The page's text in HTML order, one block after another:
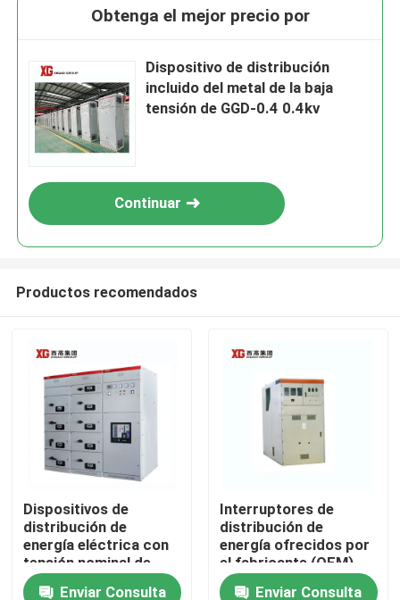
Productos
Sobre nosotros
Obtenga el mejor precio por
Dispositivo de distribución
incluido del metal de la baja
tensión de GGD-0.4 0.4kv
Continuar
Productos recomendados
Dispositivos de
distribución de
energía eléctrica con
tensión nominal de
hasta 17,5 KV
Enviar Consulta
Interruptores de
distribución de
energía ofrecidos por
el fabricante (OEM)
para interruptores de
Enviar Consulta